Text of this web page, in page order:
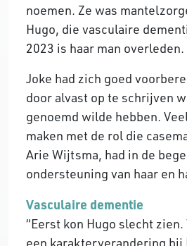
noemen. Ze was
Hugo, die vasculaire
2023 is haar man overleden.
Joke had zich goed
door alvast op te schrijven
genoemd wilde hebben.
maken met de rol die
Arie Wijtsma, had in de
ondersteuning van haar en
Vasculaire dementie
“Eerst kon Hugo slecht
een karakterverandering bij